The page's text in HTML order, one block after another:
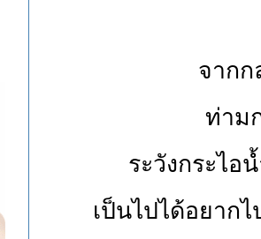
จาก
ท่าม
ระวังกระไอ
เป็นไปได้อยาก